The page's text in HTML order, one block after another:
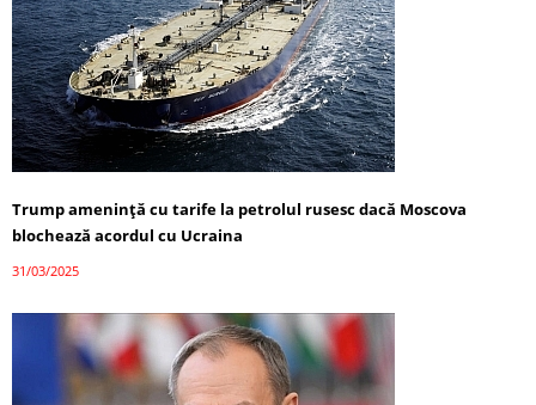
Trump amenință cu tarife la petrolul rusesc dacă Moscova
blochează acordul cu Ucraina
31/03/2025